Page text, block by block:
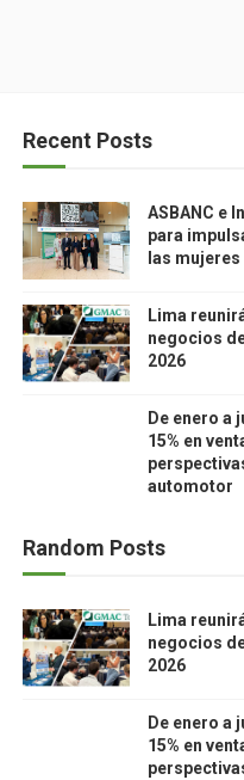
Recent Posts
ASBANC e
para
las
Lima
negocios
2026
De enero a
15% en
automotor
Random Posts
Lima
negocios
2026
De enero a
15% en